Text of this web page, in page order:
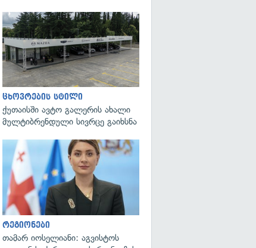
გადახედვა
ცხოვრების სტილი
ქუთაისში ავტო გალერის ახალი
მულტიბრენდული სივრცე გაიხსნა
რეგიონები
თამარ იოსელიანი: აგვისტოს